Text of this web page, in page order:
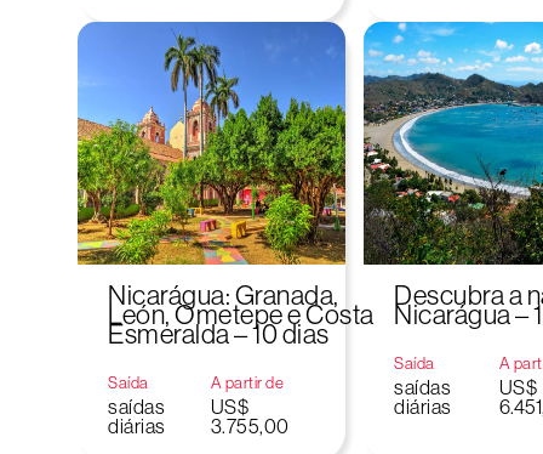
Nicarágua: Granada,
León, Ometepe e Costa
Esmeralda – 10 dias
Saída
saídas
diárias
A partir de
US$
3.755,00
Descubra a
Nicarágua –
Saída
saídas
diárias
A
US$